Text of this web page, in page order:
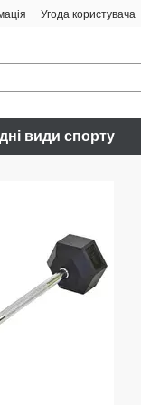
Угода користувача
види спорту